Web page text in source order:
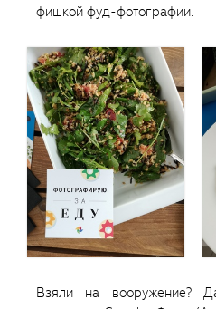
фишкой фуд-фотографии.
Взяли на вооружение?